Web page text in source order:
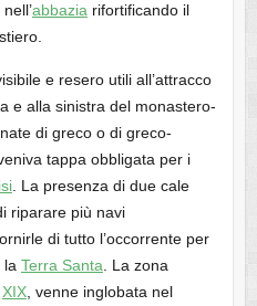
abbazia rifortificando il
e resero utili all’attracco
e alla sinistra del monastero-
di greco o di greco-
tappa obbligata per i
. La presenza di due cale
riparare più navi
di tutto l’occorrente per
la Terra Santa . La zona
XIX, venne inglobata nel